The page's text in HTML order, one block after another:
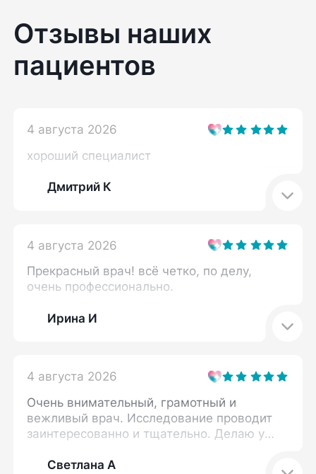
Отзывы наших
пациентов
4 августа 2026
хороший специалист
Дмитрий К
4 августа 2026
Прекрасный врач! всё четко, по делу,
очень профессионально.
Ирина И
4 августа 2026
Очень внимательный, грамотный и
вежливый врач. Исследование проводит
заинтересованно и тщательно. Делаю у
записаться только к Дарье Викторовне.
Светлана А